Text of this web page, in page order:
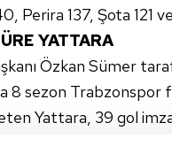
Perira 137, Şota 121
YATTARA
Özkan Sümer
8 sezon Trabzonspor
Yattara, 39 gol imza